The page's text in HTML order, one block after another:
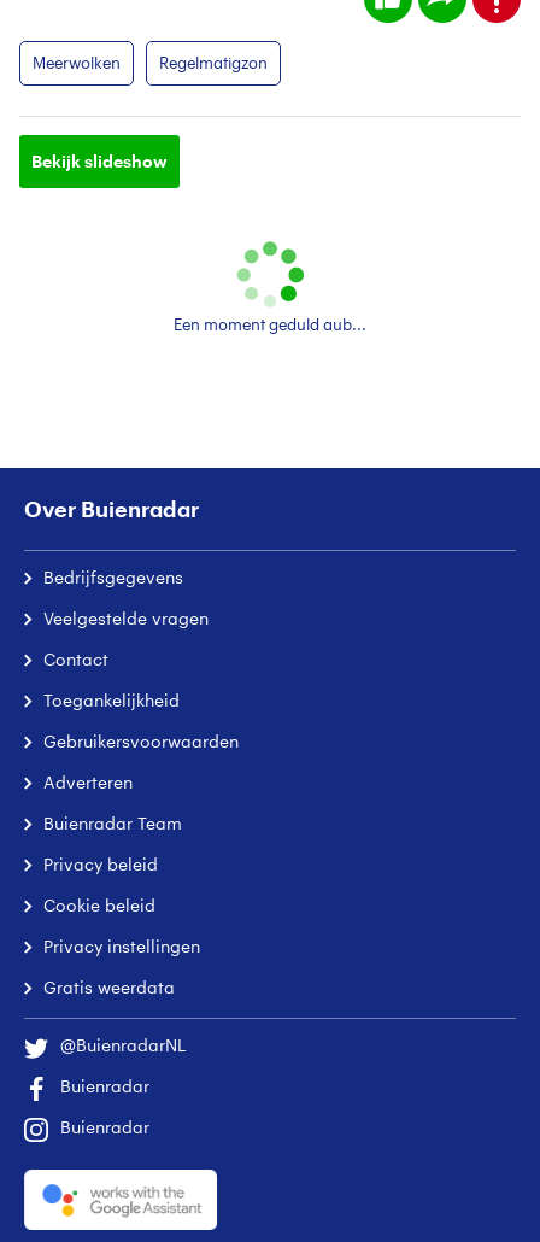
Meerwolken Regelmatigzon
Bekijk slideshow
Een moment geduld aub...
Over Buienradar
Bedrijfsgegevens
Veelgestelde vragen
Contact
Toegankelijkheid
Gebruikersvoorwaarden
Adverteren
Buienradar Team
Privacy beleid
Cookie beleid
Privacy instellingen
Gratis weerdata
@BuienradarNL
Buienradar
Buienradar